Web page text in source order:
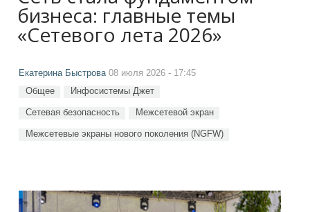
бизнеса: главные темы
«Сетевого лета 2026»
Екатерина Быстрова08 июля 2026 - 17:45
Общее Инфосистемы Джет
Сетевая безопасность Межсетевой экран
Межсетевые экраны нового поколения (NGFW)